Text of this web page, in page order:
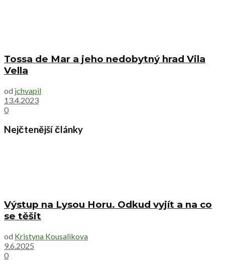
Tossa de Mar a jeho nedobytný hrad Vila
Vella
od jchvapil
13.4.2023
0
Nejčtenější články
Výstup na Lysou Horu. Odkud vyjít a na co
se těšit
od Kristyna Kousalikova
9.6.2025
0